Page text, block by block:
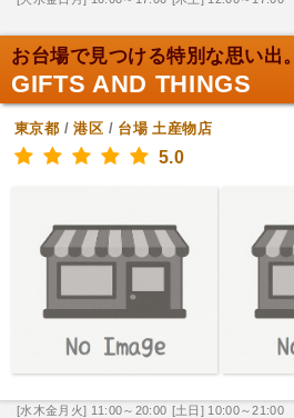
お台場で見つける特別な思い出。
GIFTS AND THINGS
東京都 /港区 / 台場 土産物店
5.0
[水木金月火] 11:00～20:00 [土日] 10:00～21:00